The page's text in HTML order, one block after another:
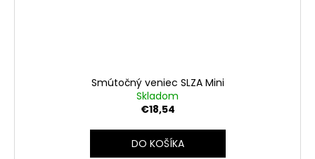
Smútočný veniec SLZA Mini
Skladom
€18,54
DO KOŠÍKA